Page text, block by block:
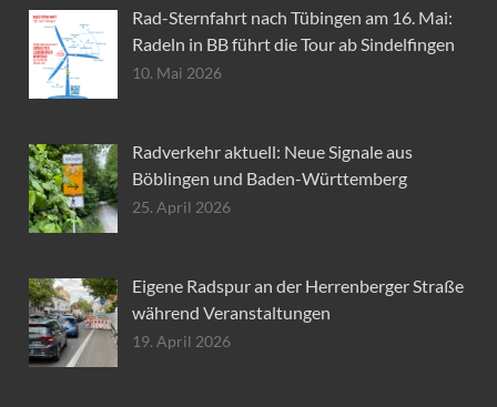
Rad-Sternfahrt nach Tübingen am 16. Mai:
Radeln in BB führt die Tour ab Sindelfingen
10. Mai 2026
Radverkehr aktuell: Neue Signale aus
Böblingen und Baden-Württemberg
25. April 2026
Eigene Radspur an der Herrenberger Straße
während Veranstaltungen
19. April 2026